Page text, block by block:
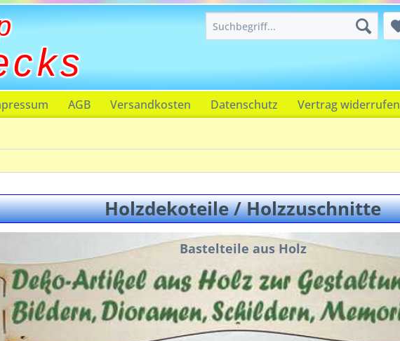
AGB Versandkosten Datenschutz Vertrag widerrufen
Holzdekoteile / Holzzuschnitte
Bastelteile aus Holz